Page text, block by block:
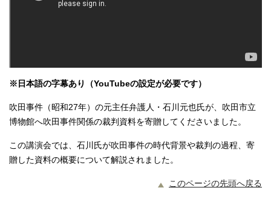
※日本語の字幕あり（YouTubeの設定が必要です）
吹田事件（昭和27年）の元主任弁護人・石川元也氏が、吹田市立
博物館へ吹田事件関係の裁判資料を寄贈してくださいました。
この講演会では、石川氏が吹田事件の時代背景や裁判の過程、寄
贈した資料の概要について解説されました。
このページの先頭へ戻る